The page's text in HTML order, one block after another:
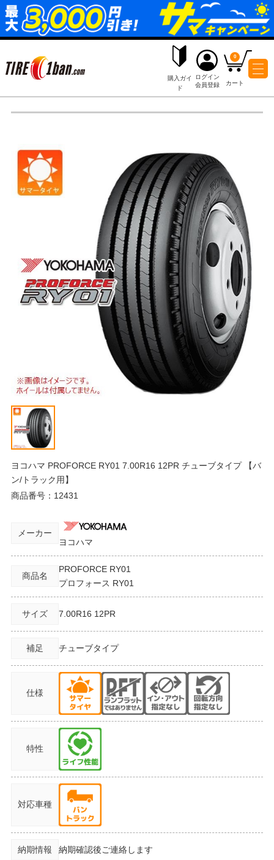
購入ガイ
ド
ログイン
ヨコハマ PROFORCE RY01 7.00R16 12PR チューブタイプ 【バ
ン/トラック用】
商品番号： 12431
メーカー
ヨコハマ
商品名
PROFORCE RY01
プロフォース RY01
サイズ 7.00R16 12PR
補足 チューブタイプ
仕様
特性
対応車種
納期情報 納期確認後ご連絡します